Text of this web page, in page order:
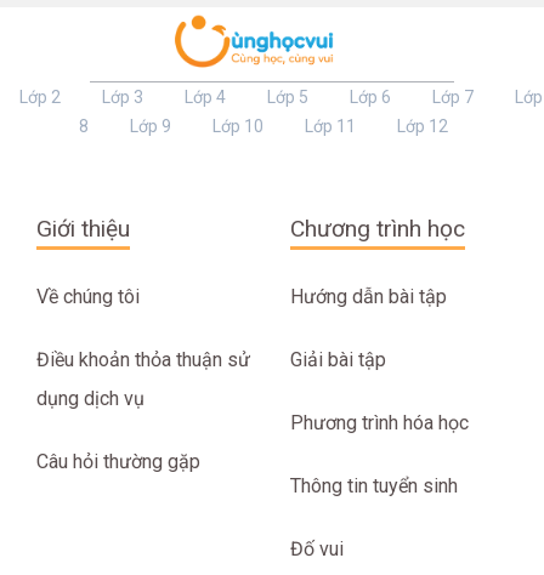
Lớp 2 Lớp 3 Lớp 4 Lớp 5 Lớp 6 Lớp 7
Lớp
8
Lớp 9 Lớp 10 Lớp 11 Lớp 12
Giới thiệu
Về chúng tôi
Điều khoản thỏa thuận sử
dụng dịch vụ
Câu hỏi thường gặp
Chương trình học
Hướng dẫn bài tập
Giải bài tập
Phương trình hóa học
Thông tin tuyển sinh
Đố vui